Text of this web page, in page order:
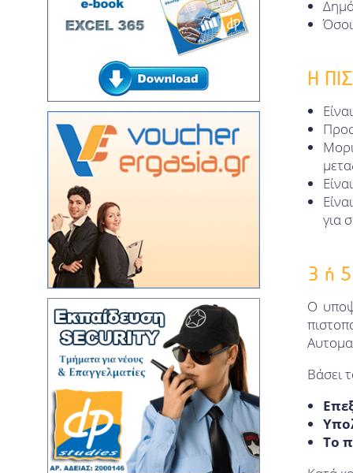
Η
για
3 ή
Ο
Βάσει
Το
ΑΛΥΣΙΔΑ ΣΥΣΤΟΙΧΙΩΝ
(BLOCKCHAIN) ΚΑΙ ΨΗΦΙΑΚΟ
ΝΟΜΙΣΜΑ
ΥΠΟΛΟΓΙΣΤΙΚΟΣ ΣΧΕΔΙΑΣΜΟΣ ΚΑΙ
ΨΗΦΙΑΚΗ ΚΑΤΑΣΚΕΥΗ
ΚΑΝΟΝΙΣΤΙΚΗ ΡΥΘΜΙΣΗ ΤΗΣ
ΤΕΧΝΟΛΟΓΙΑΣ
ΟΙΚΟΓΕΝΕΙΑΚΗ ΙΑΤΡΙΚΗ
ΔΗΜΟΣΙΑ ΥΓΕΙΑ
ΦΑΡΜΑΚΟΡΡΥΘΜΙΣΗ/
ΚΑΝΟΝΙΣΤΙΚΕΣ ΥΠΟΘΕΣΕΙΣ
ΕΦΑΡΜΟΣΜΕΝΗ ΚΛΙΝΙΚΗ ΠΡΑΞΗ
ΣΤΟ ΚΟΙΝΟΤΙΚΟ ΦΑΡΜΑΚΕΙΟ
ΤΡΑΠΕΖΙΚΗ, ΛΟΓΙΣΤΙΚΗ ΚΑΙ
ΧΡΗΜΑΤΟΟΙΚΟΝΟΜΙΚΗ - ΚΟΙΝΟ
ΠΡΟΓΡΑΜΜΑ ΜΕ ΤΟ ΕΑΠ
ΔΙΚΑΙΟ ΤΗΣ ΟΙΚΟΝΟΜΙΑΣ ΚΑΙ ΤΩΝ
ΕΠΙΧΕΙΡΗΣΕΩΝ - ΚΟΙΝΟ
ΠΡΟΓΡΑΜΜΑ ΜΕ ΤΟ ΕΑΠ